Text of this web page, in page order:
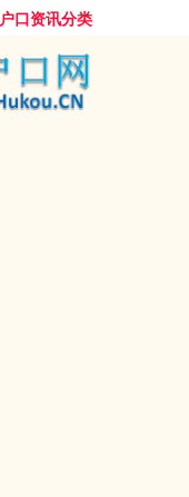
户口资讯分类